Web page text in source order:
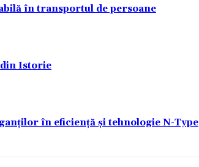
în transportul de persoane
din Istorie
în eficiență și tehnologie N-Type